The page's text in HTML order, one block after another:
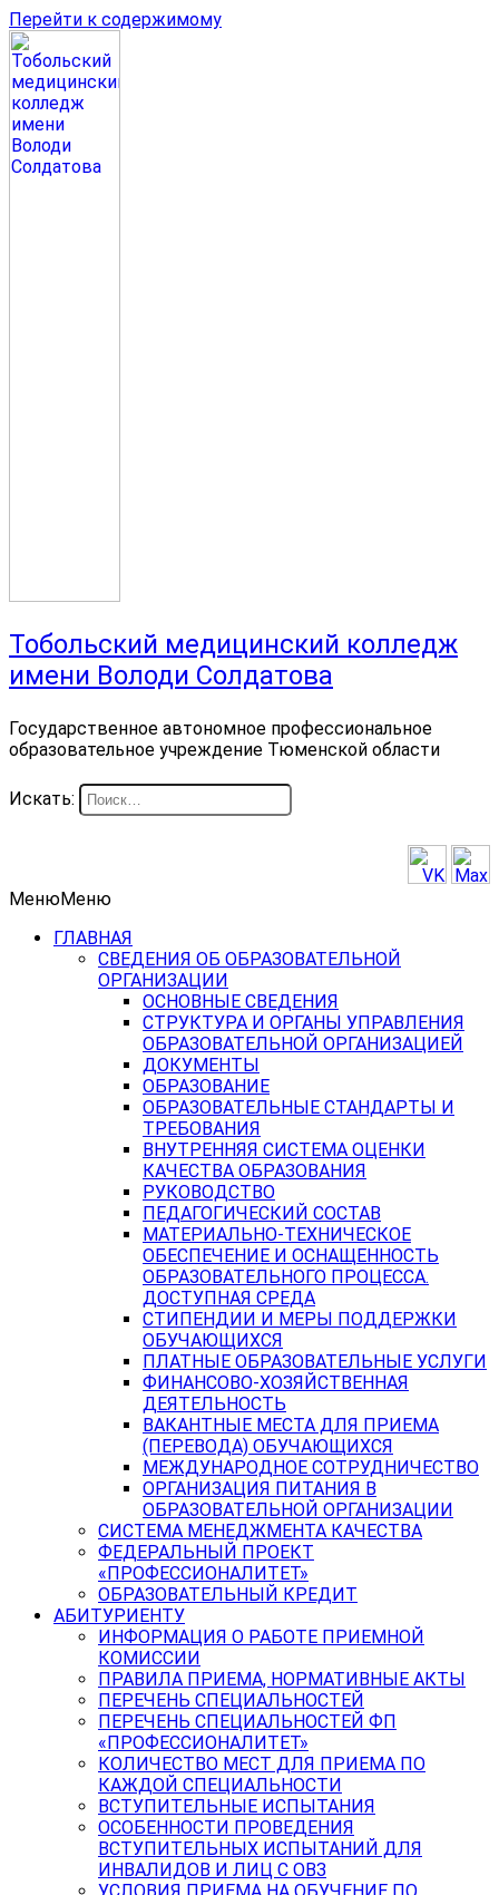
Перейти к содержимому
Тобольский медицинский колледж
имени Володи Солдатова
Государственное автономное профессиональное
образовательное учреждение Тюменской области
Искать:
МенюМеню
ГЛАВНАЯ
СВЕДЕНИЯ ОБ ОБРАЗОВАТЕЛЬНОЙ
ОРГАНИЗАЦИИ
ОСНОВНЫЕ СВЕДЕНИЯ
СТРУКТУРА И ОРГАНЫ УПРАВЛЕНИЯ
ОБРАЗОВАТЕЛЬНОЙ ОРГАНИЗАЦИЕЙ
ДОКУМЕНТЫ
ОБРАЗОВАНИЕ
ОБРАЗОВАТЕЛЬНЫЕ СТАНДАРТЫ И
ТРЕБОВАНИЯ
ВНУТРЕННЯЯ СИСТЕМА ОЦЕНКИ
КАЧЕСТВА ОБРАЗОВАНИЯ
РУКОВОДСТВО
ПЕДАГОГИЧЕСКИЙ СОСТАВ
МАТЕРИАЛЬНО-ТЕХНИЧЕСКОЕ
ОБЕСПЕЧЕНИЕ И ОСНАЩЕННОСТЬ
ОБРАЗОВАТЕЛЬНОГО ПРОЦЕССА.
ДОСТУПНАЯ СРЕДА
СТИПЕНДИИ И МЕРЫ ПОДДЕРЖКИ
ОБУЧАЮЩИХСЯ
ПЛАТНЫЕ ОБРАЗОВАТЕЛЬНЫЕ УСЛУГИ
ФИНАНСОВО-ХОЗЯЙСТВЕННАЯ
ДЕЯТЕЛЬНОСТЬ
ВАКАНТНЫЕ МЕСТА ДЛЯ ПРИЕМА
(ПЕРЕВОДА) ОБУЧАЮЩИХСЯ
МЕЖДУНАРОДНОЕ СОТРУДНИЧЕСТВО
ОРГАНИЗАЦИЯ ПИТАНИЯ В
ОБРАЗОВАТЕЛЬНОЙ ОРГАНИЗАЦИИ
СИСТЕМА МЕНЕДЖМЕНТА КАЧЕСТВА
ФЕДЕРАЛЬНЫЙ ПРОЕКТ
«ПРОФЕССИОНАЛИТЕТ»
ОБРАЗОВАТЕЛЬНЫЙ КРЕДИТ
АБИТУРИЕНТУ
ИНФОРМАЦИЯ О РАБОТЕ ПРИЕМНОЙ
КОМИССИИ
ПРАВИЛА ПРИЕМА, НОРМАТИВНЫЕ АКТЫ
ПЕРЕЧЕНЬ СПЕЦИАЛЬНОСТЕЙ
ПЕРЕЧЕНЬ СПЕЦИАЛЬНОСТЕЙ ФП
«ПРОФЕССИОНАЛИТЕТ»
КОЛИЧЕСТВО МЕСТ ДЛЯ ПРИЕМА ПО
КАЖДОЙ СПЕЦИАЛЬНОСТИ
ВСТУПИТЕЛЬНЫЕ ИСПЫТАНИЯ
ОСОБЕННОСТИ ПРОВЕДЕНИЯ
ВСТУПИТЕЛЬНЫХ ИСПЫТАНИЙ ДЛЯ
ИНВАЛИДОВ И ЛИЦ С ОВЗ